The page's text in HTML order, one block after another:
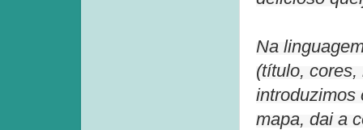
Na
(título, cores,
introduzimos
mapa, dai a